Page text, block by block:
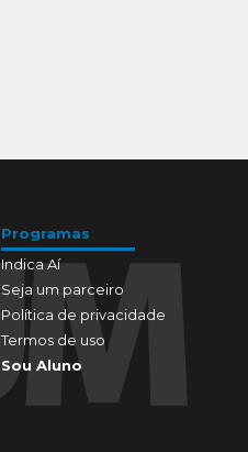
Programas
Indica Aí
Seja um parceiro
Política de privacidade
Termos de uso
Sou Aluno